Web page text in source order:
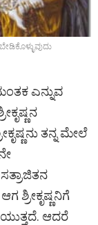
ಎನ್ನುವ
ತನ್ನ ಮೇಲೆ
ಶ್ರೀಕೃಷ್ಣನಿಗೆ
ಆದರೆ